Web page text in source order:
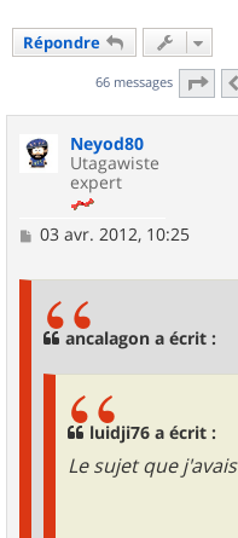
Répondre
66 messages Page
Neyod80
Utagawiste
expert
M
03 avr. 2012, 10:25
ancalagon a écrit :
luidji76 a écrit :
Le sujet que